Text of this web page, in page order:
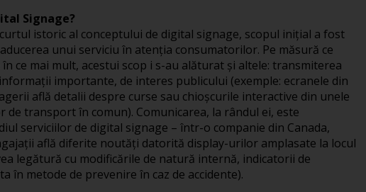
Signage?
istoric al conceptului de digital signage, scopul iniţial a fost
unui serviciu în atenţia consumatorilor. Pe măsură ce
ce mai mult, acestui scop i s-au alăturat şi altele: transmiterea
importante, de interes publicului (exemple: ecranele din
află detalii despre curse sau chioşcurile interactive din unele
de transport în comun). Comunicarea, la rândul ei, este
serviciilor de digital signage – într-o companie din Canada,
află diferite noutăţi datorită display-urilor amplasate la locul
legătură cu modificările de natură internă, indicatorii de
în metode de prevenire în caz de accidente).